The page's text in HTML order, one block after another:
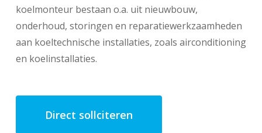
koelmonteur bestaan o.a. uit nieuwbouw,
onderhoud, storingen en reparatiewerkzaamheden
aan koeltechnische installaties, zoals airconditioning
en koelinstallaties.
Direct sollciteren